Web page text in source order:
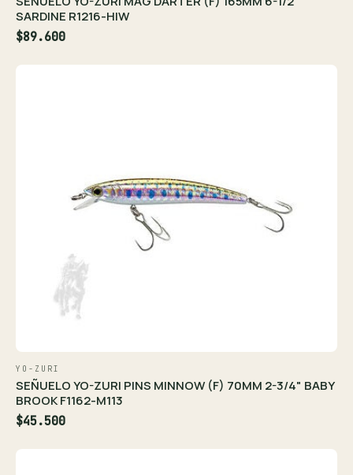
SARDINE R1216-HIW
$89.600
YO-ZURI
SEÑUELO YO-ZURI PINS MINNOW (F) 70MM 2-3/4" BABY
BROOK F1162-M113
$45.500